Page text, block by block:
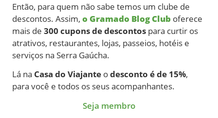
Então, para quem não sabe temos um clube de
descontos. Assim, o Gramado Blog Club oferece
mais de 300 cupons de descontos para curtir os
atrativos, restaurantes, lojas, passeios, hotéis e
serviços na Serra Gaúcha.
Lá na Casa do Viajante odesconto é de 15%,
para você e todos os seus acompanhantes.
Seja membro